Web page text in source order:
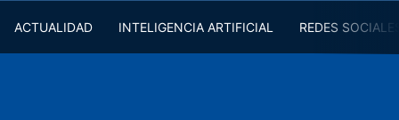
ACTUALIDAD INTELIGENCIA ARTIFICIAL REDES